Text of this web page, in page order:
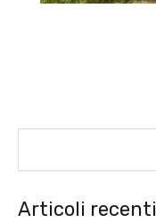
Articoli recenti